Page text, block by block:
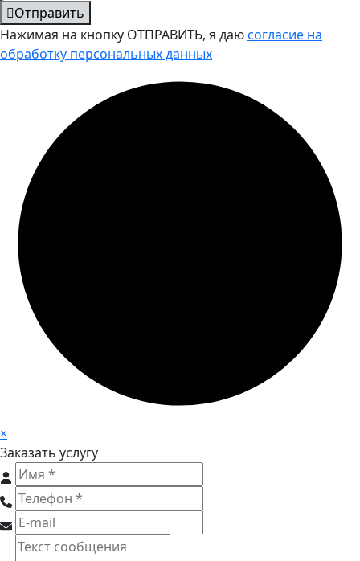
Отправить
Нажимая на кнопку ОТПРАВИТЬ, я даюсогласие на
обработку персональных данных
×
Заказать услугу